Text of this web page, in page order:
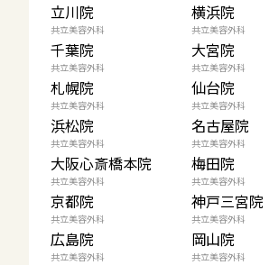
立川院 横浜院
共立美容外科
千葉院
共立美容外科
大宮院
共立美容外科
札幌院
共立美容外科
仙台院
共立美容外科
浜松院
共立美容外科
名古屋院
共立美容外科
大阪心斎橋本院
共立美容外科
梅田院
共立美容外科
京都院
共立美容外科
神戸三宮院
共立美容外科
広島院
共立美容外科
岡山院
共立美容外科 共立美容外科